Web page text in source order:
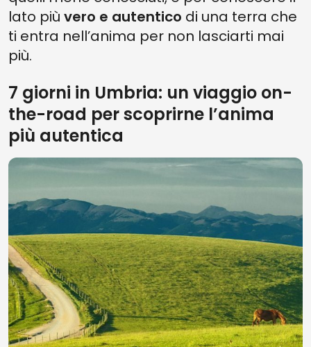
lato più vero e autentico di una terra che
ti entra nell’anima per non lasciarti mai
più.
7 giorni in Umbria: un viaggio on-
the-road per scoprirne l’anima
più autentica